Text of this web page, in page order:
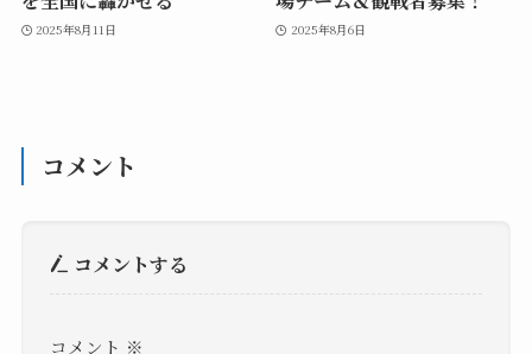
2025年8月11日 2025年8月6日
コメント
コメントする
コメント ※